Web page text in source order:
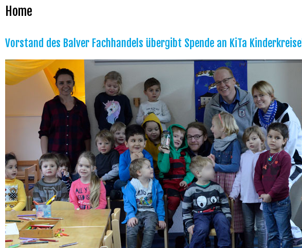
Home
Vorstand des Balver Fachhandels übergibt Spende an KiTa Kinderkreisel